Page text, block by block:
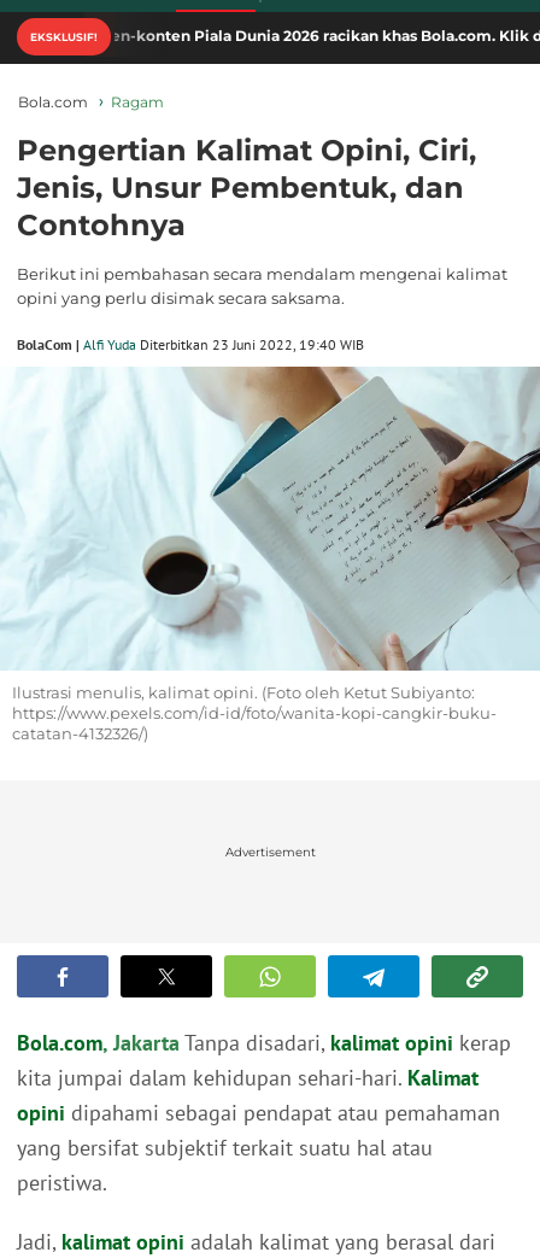
EKSKLUSIF!
konten Piala Dunia 2026 racikan khas Bola.com. Klik di sini!
Bola.com Ragam
Pengertian Kalimat Opini, Ciri,
Jenis, Unsur Pembentuk, dan
Contohnya
Berikut ini pembahasan secara mendalam mengenai kalimat
opini yang perlu disimak secara saksama.
BolaCom | Alfi Yuda Diterbitkan 23 Juni 2022, 19:40 WIB
Ilustrasi menulis, kalimat opini. (Foto oleh Ketut Subiyanto:
https://www.pexels.com/id-id/foto/wanita-kopi-cangkir-buku-
catatan-4132326/)
Advertisement
Bola.com, Jakarta Tanpa disadari, kalimat opini kerap
kita jumpai dalam kehidupan sehari-hari. Kalimat
opini dipahami sebagai pendapat atau pemahaman
yang bersifat subjektif terkait suatu hal atau
peristiwa.
Jadi, kalimat opini adalah kalimat yang berasal dari